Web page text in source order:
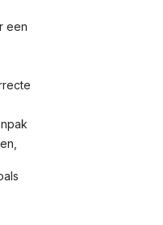
een